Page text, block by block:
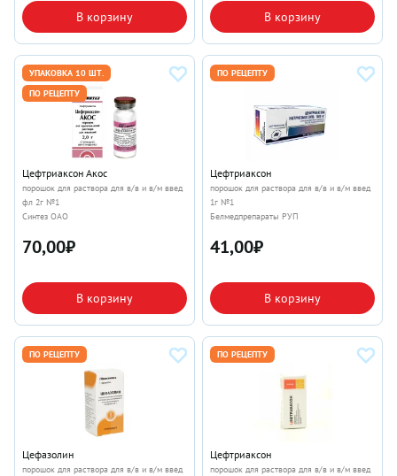
В корзину В корзину
УПАКОВКА 10 ШТ.
ПО РЕЦЕПТУ
Цефтриаксон Акос
порошок для раствора для в/в и в/м введ
фл 2г №1
Синтез ОАО
70,00₽
В корзину
ПО РЕЦЕПТУ
Цефтриаксон
порошок для раствора для в/в и в/м введ
1г №1
Белмедпрепараты РУП
41,00₽
В корзину
ПО РЕЦЕПТУ
Цефазолин
порошок для раствора для в/в и в/м введ
ПО РЕЦЕПТУ
Цефтриаксон
порошок для раствора для в/в и в/м введ